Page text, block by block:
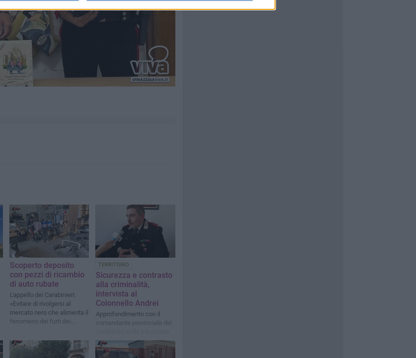
Scoperto deposito
con pezzi di ricambio
di auto rubate
L'appello dei Carabinieri:
«Evitare di rivolgersi al
mercato nero che alimenta il
fenomeno dei furti dei
TERRITORIO
Sicurezza e contrasto
alla criminalità,
intervista al
Colonnello Andrei
Approfondimento con il
comandante provinciale dei
nella Bat